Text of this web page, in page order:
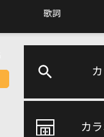
歌詞
カ